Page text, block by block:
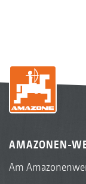
AMAZONEN-
Am